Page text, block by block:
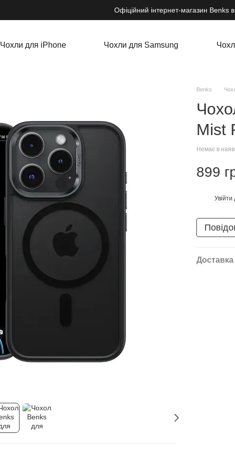
Офіційний інтернет-магазин Benks в
Чохли для iPhone Чохли для Samsung
Benks
Mist
Немає в
899
Увійти
Доставка